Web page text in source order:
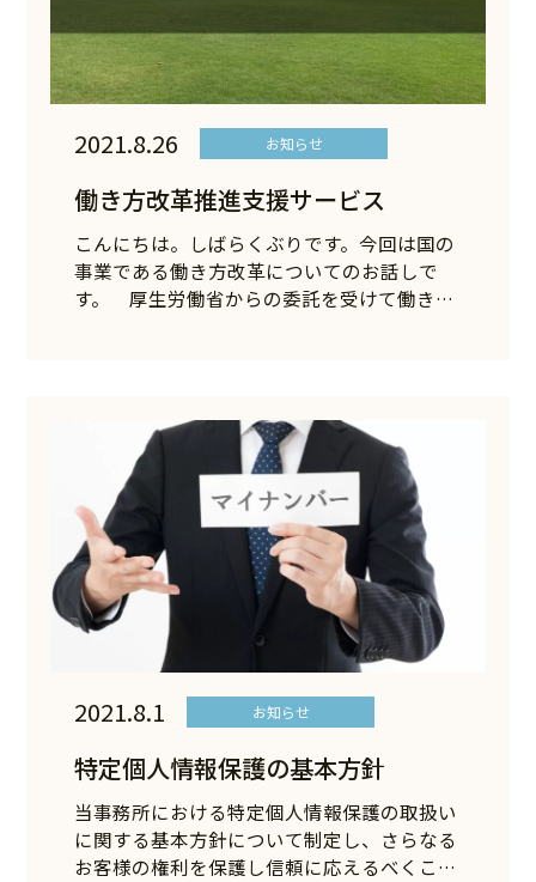
2021.8.26 お知らせ
働き方改革推進支援サービス
こんにちは。しばらくぶりです。今回は国の
事業である働き方改革についてのお話しで
す。 厚生労働省からの委託を受けて働き方
2021.8.1 お知らせ
特定個人情報保護の基本方針
当事務所における特定個人情報保護の取扱い
に関する基本方針について制定し、さらなる
お客様の権利を保護し信頼に応えるべくこ